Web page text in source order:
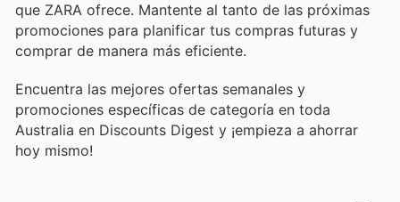
que ZARA ofrece. Mantente al tanto de las próximas
promociones para planificar tus compras futuras y
comprar de manera más eficiente.
Encuentra las mejores ofertas semanales y
promociones específicas de categoría en toda
Australia en Discounts Digest y ¡empieza a ahorrar
hoy mismo!